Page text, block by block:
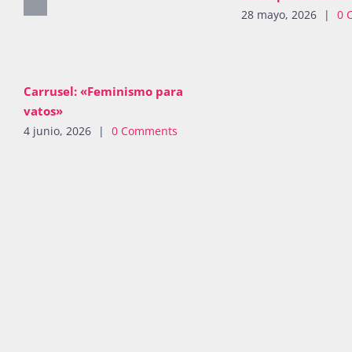
Carrusel: «Feminismo para
vatos»
4 junio, 2026 | 0 Comments
28 mayo, 2026 | 0